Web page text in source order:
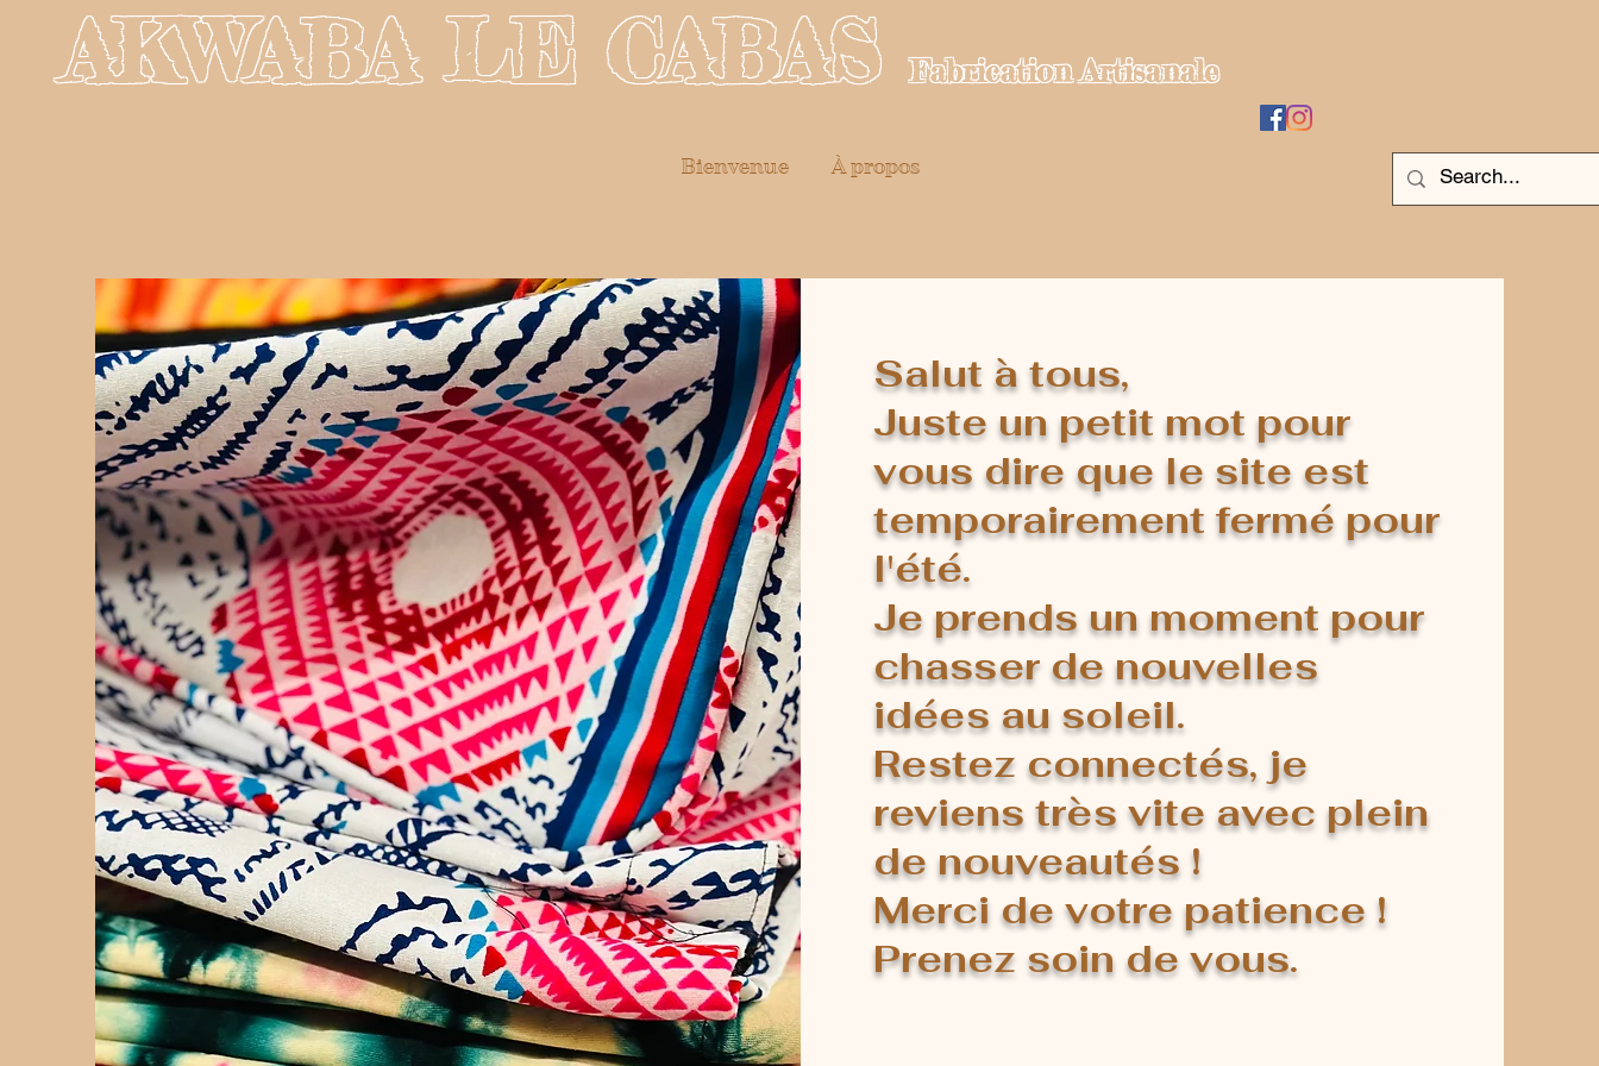
AKWABA LE CABASFabrication Artisanale
Bienvenue À propos
Salut à tous,
Juste un petit mot pour
vous dire que le site est
temporairement fermé pour
l'été.
Je prends un moment pour
chasser de nouvelles
idées au soleil.
Restez connectés, je
reviens très vite avec plein
de nouveautés !
Merci de votre patience !
Prenez soin de vous.